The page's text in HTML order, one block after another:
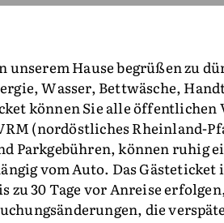
unserem Hause begrüßen zu
Wasser, Bettwäsche,
können Sie alle
(nordöstliches Rheinland-
Parkgebühren, können ruhig
vom Auto. Das
zu 30 Tage vor Anreise
die